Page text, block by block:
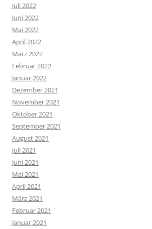
Juli 2022
Juni 2022
Mai 2022
April 2022
März 2022
Februar 2022
Januar 2022
Dezember 2021
November 2021
Oktober 2021
September 2021
August 2021
Juli 2021
Juni 2021
Mai 2021
April 2021
März 2021
Februar 2021
Januar 2021